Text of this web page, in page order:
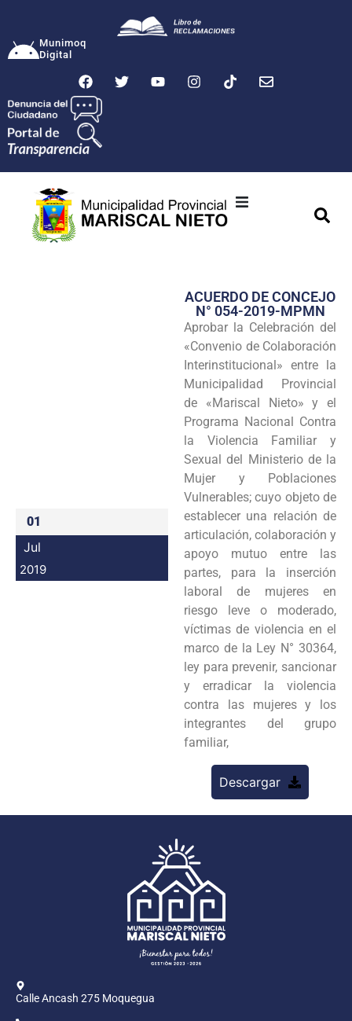
Munimoq
Digital
Transparencia
Programas
Intranet
01
Jul
2019
ACUERDO DE CONCEJO
N° 054-2019-MPMN
Aprobar la Celebración del
«Convenio de Colaboración
Interinstitucional» entre la
Municipalidad Provincial
de «Mariscal Nieto» y el
Programa Nacional Contra
la Violencia Familiar y
Sexual del Ministerio de la
Mujer y Poblaciones
Vulnerables; cuyo objeto de
establecer una relación de
articulación, colaboración y
apoyo mutuo entre las
partes, para la inserción
laboral de mujeres en
riesgo leve o moderado,
víctimas de violencia en el
marco de la Ley N° 30364,
ley para prevenir, sancionar
y erradicar la violencia
contra las mujeres y los
integrantes del grupo
familiar,
Descargar
Calle Ancash 275 Moquegua